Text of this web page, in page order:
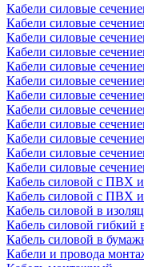
Кабели силовые
Кабели силовые
Кабели силовые
Кабели силовые
Кабели силовые
Кабели силовые
Кабели силовые
Кабели силовые
Кабели силовые
Кабели силовые
Кабели силовые
Кабели силовые
Кабель силовой с ПВХ
Кабель силовой с ПВХ
Кабель силовой в
Кабель силовой гибкий
Кабель силовой в
Кабели и провода